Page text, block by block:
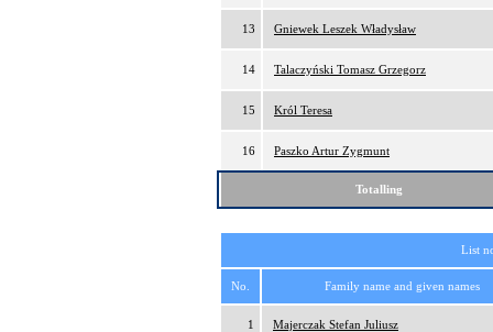
13 Gniewek Leszek Władysław
14 Talaczyński Tomasz Grzegorz
15 Król Teresa
16 Paszko Artur Zygmunt
Totalling
List
No. Family name and given names
1 Majerczak Stefan Juliusz